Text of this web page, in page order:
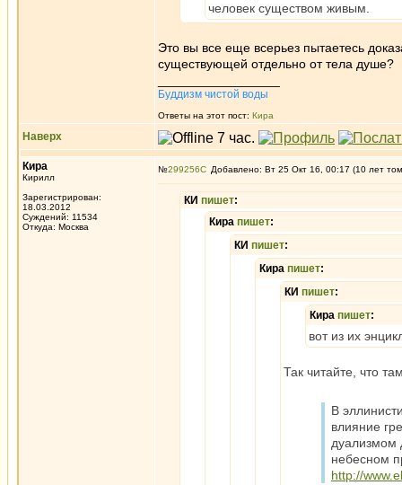
человек существом живым.
Это вы все еще всерьез пытаетесь
существующей отдельно от тела душе?
Буддизм чистой воды
Ответы на этот пост: Кира
Наверх
Кира
Кирилл
Зарегистрирован:
18.03.2012
Суждений: 11534
Откуда: Москва
№299256 Добавлено: Вт 25 Окт 16, 00:17 (10 лет
КИ пишет:
Кира пишет:
КИ пишет:
Кира пишет:
КИ пишет:
Кира пишет:
вот из их
Так читайте, что
В
влияние
дуализмом
небесном
http://